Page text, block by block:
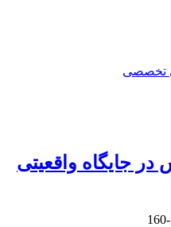
تخصصی
جایگاه واقعیتی